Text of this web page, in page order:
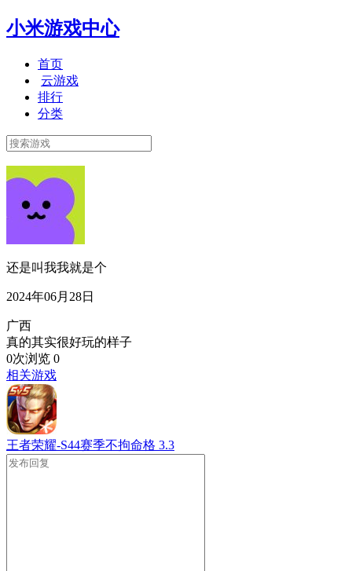
小米游戏中心
首页
云游戏
排行
分类
还是叫我我就是个
2024年06月28日
广西
真的其实很好玩的样子
0次浏览 0
相关游戏
王者荣耀-S44赛季不拘命格 3.3